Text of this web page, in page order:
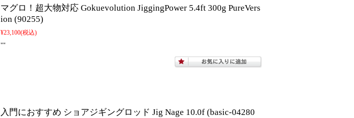
マグロ！超大物対応 Gokuevolution JiggingPower 5.4ft 300g PureVers
ion (90255)
¥23,100(税込)
""
入門におすすめ ショアジギングロッド Jig Nage 10.0f (basic-04280